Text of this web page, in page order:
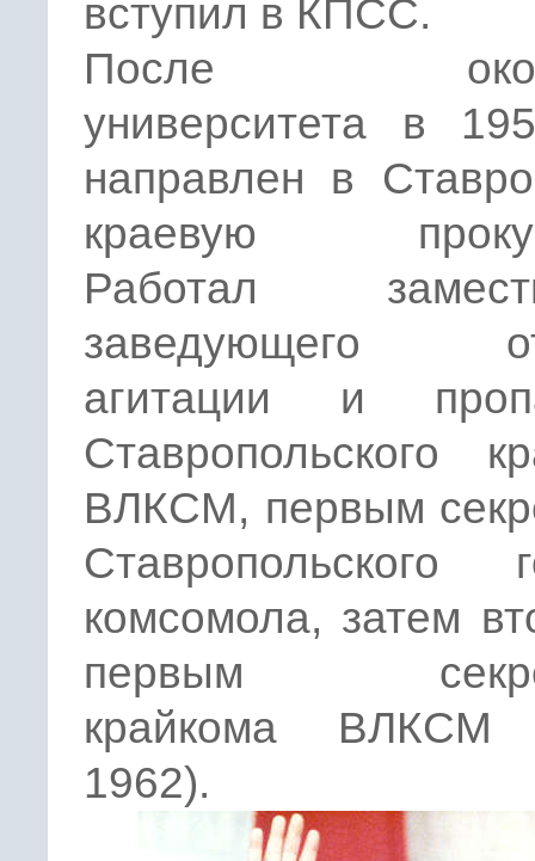
вступил в КПСС.
После
университета в
направлен в
краевую
Работал
заведующего
агитации и
Ставропольского
ВЛКСМ, первым
Ставропольского
комсомола, затем
первым
крайкома ВЛКСМ
1962).